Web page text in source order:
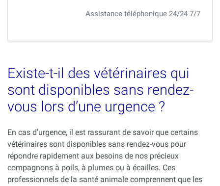
Assistance téléphonique 24/24 7/7
Existe-t-il des vétérinaires qui
sont disponibles sans rendez-
vous lors d’une urgence ?
En cas d'urgence, il est rassurant de savoir que certains
vétérinaires sont disponibles sans rendez-vous pour
répondre rapidement aux besoins de nos précieux
compagnons à poils, à plumes ou à écailles. Ces
professionnels de la santé animale comprennent que les